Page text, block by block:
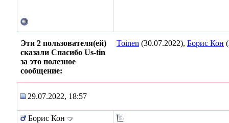
Эти 2 пользователя(ей)
сказали Спасибо Us-tin
за это полезное
сообщение:
Toinen (30.07.2022), Борис Кон
29.07.2022, 18:57
Борис Кон